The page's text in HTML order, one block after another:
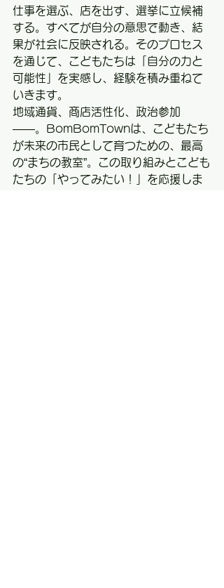
仕事を選ぶ、店を出す、選挙に立候補
する。すべてが自分の意思で動き、結
果が社会に反映される。そのプロセス
を通じて、こどもたちは「自分の力と
可能性」を実感し、経験を積み重ねて
いきます。
地域通貨、商店活性化、政治参加
――。BomBomTownは、こどもたち
が未来の市民として育つための、最高
の“まちの教室”。この取り組みとこども
たちの「やってみたい！」を応援しま